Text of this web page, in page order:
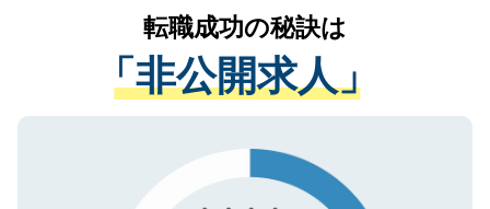
は、個人情報の取り扱いについての厳密な
管理基準を満たした事業者のみに付与され
る、プライバシーマークを取得済みです。
ご登録いただいた個人情報は、SSL（デー
で、機密保持に関してもご安心ください。
かがいして、現在の医療機関の状況や紹介
経験をまじえながら、適切なアドバイスを
させていただきます。すぐにご転職をされ
ない方には、長期的なサポートが可能です
ので、まずはご登録ください。
転職成功の秘訣は
「非公開求人」